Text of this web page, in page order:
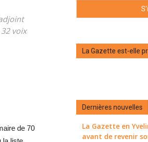
voix
de 70
La Gazette est-elle
Dernières nouvelles
La Gazette en
avant de revenir